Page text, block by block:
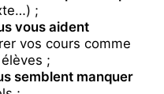
;
vous aident
vos cours comme
;
semblent manquer